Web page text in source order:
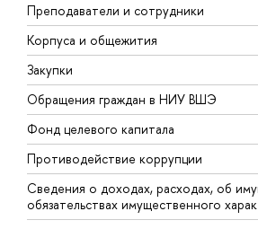
Преподаватели и сотрудники
Корпуса и общежития
Закупки
Обращения граждан в НИУ ВШЭ
Фонд целевого капитала
Противодействие коррупции
Сведения о доходах, расходах, об
обязательствах имущественного